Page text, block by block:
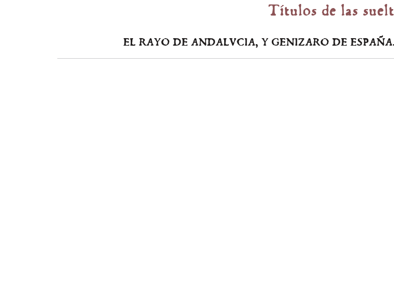
Títulos de las
EL RAYO DE ANDALVCIA, Y GENIZARO DE